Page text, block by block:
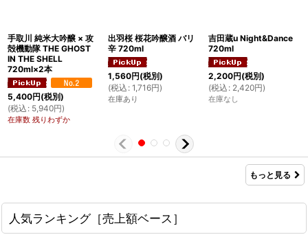
手取川 純米大吟醸 × 攻
殻機動隊 THE GHOST
IN THE SHELL
720ml×2本
5,400円(税別)
(税込 : 5,940円)
在庫数 残りわずか
出羽桜 桜花吟醸酒 バリ
辛 720ml
1,560円(税別)
(税込 : 1,716円)
在庫あり
吉田蔵u Night&Dance
720ml
2,200円(税別)
(税込 : 2,420円)
在庫なし
もっと見る
人気ランキング［売上額ベース］